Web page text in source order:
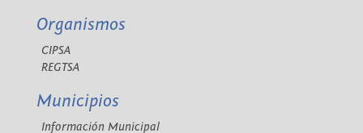
Organismos
CIPSA
REGTSA
Municipios
Información Municipal